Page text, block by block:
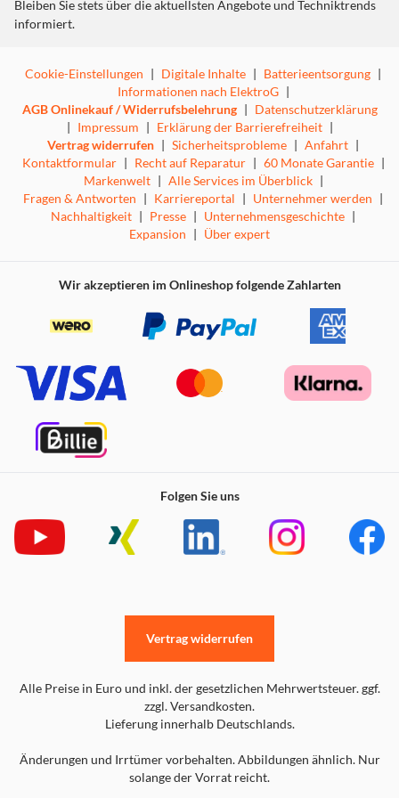
Bleiben Sie stets über die aktuellsten Angebote und Techniktrends
informiert.
Cookie-Einstellungen | Digitale Inhalte | Batterieentsorgung |
Informationen nach ElektroG |
AGB Onlinekauf / Widerrufsbelehrung | Datenschutzerklärung
| Impressum | Erklärung der Barrierefreiheit |
Vertrag widerrufen | Sicherheitsprobleme | Anfahrt |
Kontaktformular | Recht auf Reparatur | 60 Monate Garantie |
Markenwelt | Alle Services im Überblick |
Fragen & Antworten | Karriereportal | Unternehmer werden |
Nachhaltigkeit | Presse | Unternehmensgeschichte |
Expansion | Über expert
Wir akzeptieren im Onlineshop folgende Zahlarten
Folgen Sie uns
Alle Preise in Euro und inkl. der gesetzlichen Mehrwertsteuer. ggf.
zzgl. Versandkosten.
Lieferung innerhalb Deutschlands.
Änderungen und Irrtümer vorbehalten. Abbildungen ähnlich. Nur
solange der Vorrat reicht.
Vertrag widerrufen